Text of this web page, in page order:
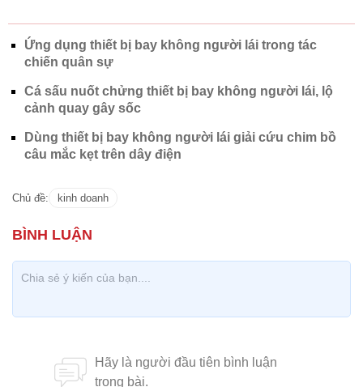
Ứng dụng thiết bị bay không người lái trong tác
chiến quân sự
Cá sấu nuốt chửng thiết bị bay không người lái, lộ
cảnh quay gây sốc
Dùng thiết bị bay không người lái giải cứu chim bồ
câu mắc kẹt trên dây điện
Chủ đề: kinh doanh